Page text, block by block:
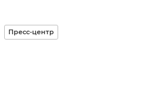
Пресс-центр